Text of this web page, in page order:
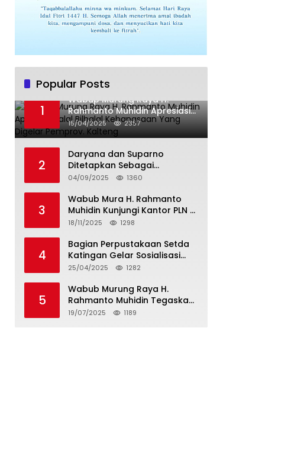
Popular Posts
1
Wabup Murung Raya H.
Rahmanto Muhidin Apresiasi
Halal Bilhalal Kebangsaan
Yang Digelar Pemprov.
15/04/2025 2357
2
Daryana dan Suparno
Ditetapkan Sebagai
Tersangka, Kuasa
Diskriminasi Hukum, Kami
Minta Bukti”
04/09/2025 1360
3
Wabub Mura H. Rahmanto
Muhidin Kunjungi Kantor PLN di
Banjarmasin Untuk Usulkan
2026
18/11/2025 1298
4
Bagian Perpustakaan Setda
Katingan Gelar Sosialisasi
Surat Edaran Bersama
Membaca
25/04/2025 1282
5
Wabub Murung Raya H.
Rahmanto Muhidin Tegaskan
Pentingnya Proses Verifikasi
19/07/2025 1189